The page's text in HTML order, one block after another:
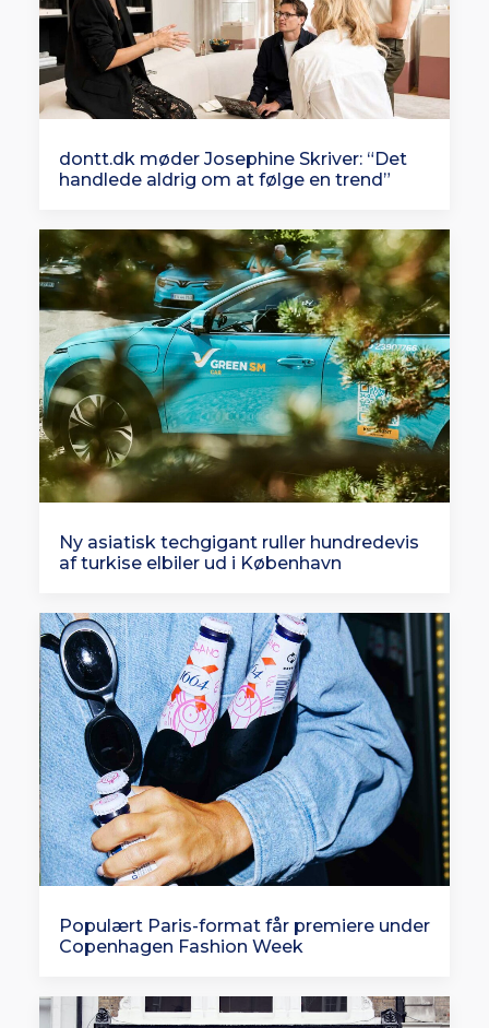
dontt.dk møder Josephine Skriver: “Det
handlede aldrig om at følge en trend”
Ny asiatisk techgigant ruller hundredevis
af turkise elbiler ud i København
Populært Paris-format får premiere under
Copenhagen Fashion Week